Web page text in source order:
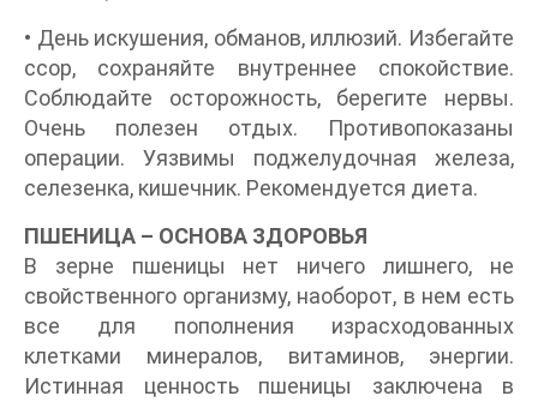
• День искушения, обманов, иллюзий. Избегайте
ссор, сохраняйте внутреннее спокойствие.
Соблюдайте осторожность, берегите нервы.
Очень полезен отдых. Противопоказаны
операции. Уязвимы поджелудочная железа,
селезенка, кишечник. Рекомендуется диета.
ПШЕНИЦА – ОСНОВА ЗДОРОВЬЯ
В зерне пшеницы нет ничего лишнего, не
свойственного организму, наоборот, в нем есть
все для пополнения израсходованных
клетками минералов, витаминов, энергии.
Истинная ценность пшеницы заключена в